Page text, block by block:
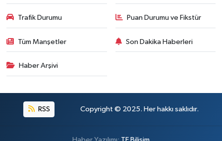
Trafik Durumu Puan Durumu ve Fikstür
Tüm Manşetler Son Dakika Haberleri
Haber Arşivi
RSS Copyright © 2025. Her hakkı saklıdır.